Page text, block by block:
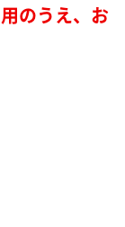
のうえ、お